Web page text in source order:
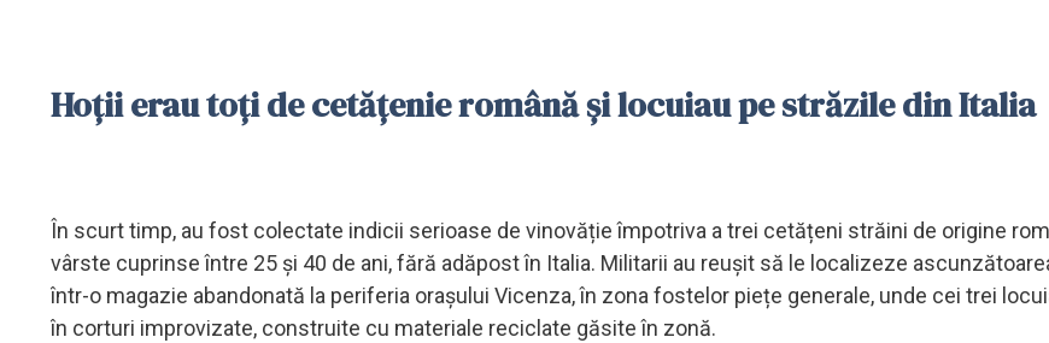
Hoții erau toți de cetățenie română și locuiau pe străzile din Italia
În scurt timp, au fost colectate indicii serioase de vinovăție împotriva a trei cetățeni străini de origine
vârste cuprinse între 25 și 40 de ani, fără adăpost în Italia. Militarii au reușit să le localizeze
într-o magazie abandonată la periferia orașului Vicenza, în zona fostelor piețe generale, unde cei trei
în corturi improvizate, construite cu materiale reciclate găsite în zonă.